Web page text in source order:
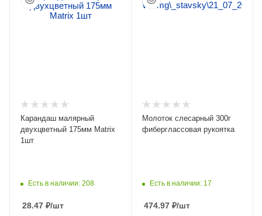
Карандаш малярный
двухцветный 175мм Matrix
1шт
Есть в наличии: 208
28.47 ₽/шт
Молоток слесарный 300г
фиберглассовая рукоятка
Есть в наличии: 17
474.97 ₽/шт